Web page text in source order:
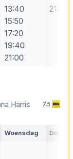
13:40
15:50
17:20
19:40
21:00
21:00
Harris
7.5
Woensdag